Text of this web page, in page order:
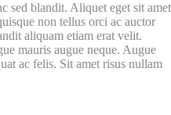
sed blandit. Aliquet eget sit amet
non tellus orci ac auctor
aliquam etiam erat velit.
mauris augue neque. Augue
ac felis. Sit amet risus nullam